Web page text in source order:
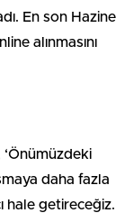
En son Hazine
alınmasını
‘Önümüzdeki
daha fazla
hale getireceğiz.